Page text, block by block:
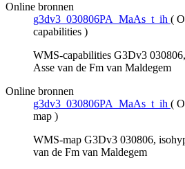
Online bronnen
g3dv3_030806PA_MaAs_t_ih (
capabilities )
WMS-capabilities G3Dv3
Asse van de Fm van Maldegem
Online bronnen
g3dv3_030806PA_MaAs_t_ih (
map )
WMS-map G3Dv3 030806,
van de Fm van Maldegem